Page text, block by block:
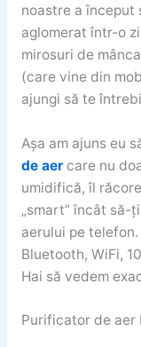
noastre a început
aglomerat într-o
mirosuri de
(care vine din
ajungi să te
Așa am ajuns eu
de aercare nu
umidifică, îl
„smart” încât
aerului pe telefon.
Bluetooth, WiFi,
Hai să vedem
Purificator de aer